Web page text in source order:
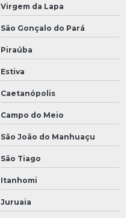
Virgem da Lapa
São Gonçalo do Pará
Piraúba
Estiva
Caetanópolis
Campo do Meio
São João do Manhuaçu
São Tiago
Itanhomi
Juruaia